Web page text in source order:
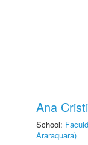
Ana
School:
Araraquara)